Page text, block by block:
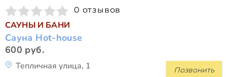
0 отзывов
САУНЫ И БАНИ
Сауна Hot-house
600 руб.
Позвонить
Тепличная улица, 1